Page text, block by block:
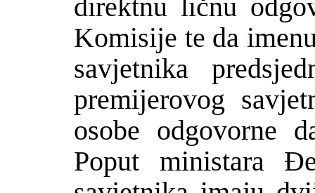
direktnu ličnu
Komisije te da
savjetnika
premijerovog
osobe odgovorne
Poput ministara